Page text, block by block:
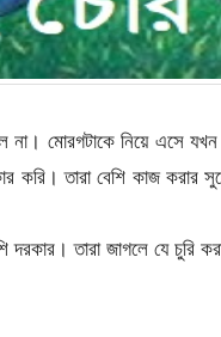
মোরগটাকে নিয়ে এসে
তারা বেশি কাজ করার
তারা জাগলে যে চুরি